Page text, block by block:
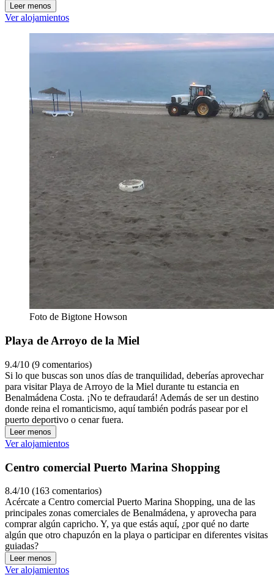
Leer menos
Ver alojamientos
Foto de Bigtone Howson
Playa de Arroyo de la Miel
9.4/10 (9 comentarios)
Si lo que buscas son unos días de tranquilidad, deberías aprovechar
para visitar Playa de Arroyo de la Miel durante tu estancia en
Benalmádena Costa. ¡No te defraudará! Además de ser un destino
donde reina el romanticismo, aquí también podrás pasear por el
puerto deportivo o cenar fuera.
Leer menos
Ver alojamientos
Centro comercial Puerto Marina Shopping
8.4/10 (163 comentarios)
Acércate a Centro comercial Puerto Marina Shopping, una de las
principales zonas comerciales de Benalmádena, y aprovecha para
comprar algún capricho. Y, ya que estás aquí, ¿por qué no darte
algún que otro chapuzón en la playa o participar en diferentes visitas
guiadas?
Leer menos
Ver alojamientos